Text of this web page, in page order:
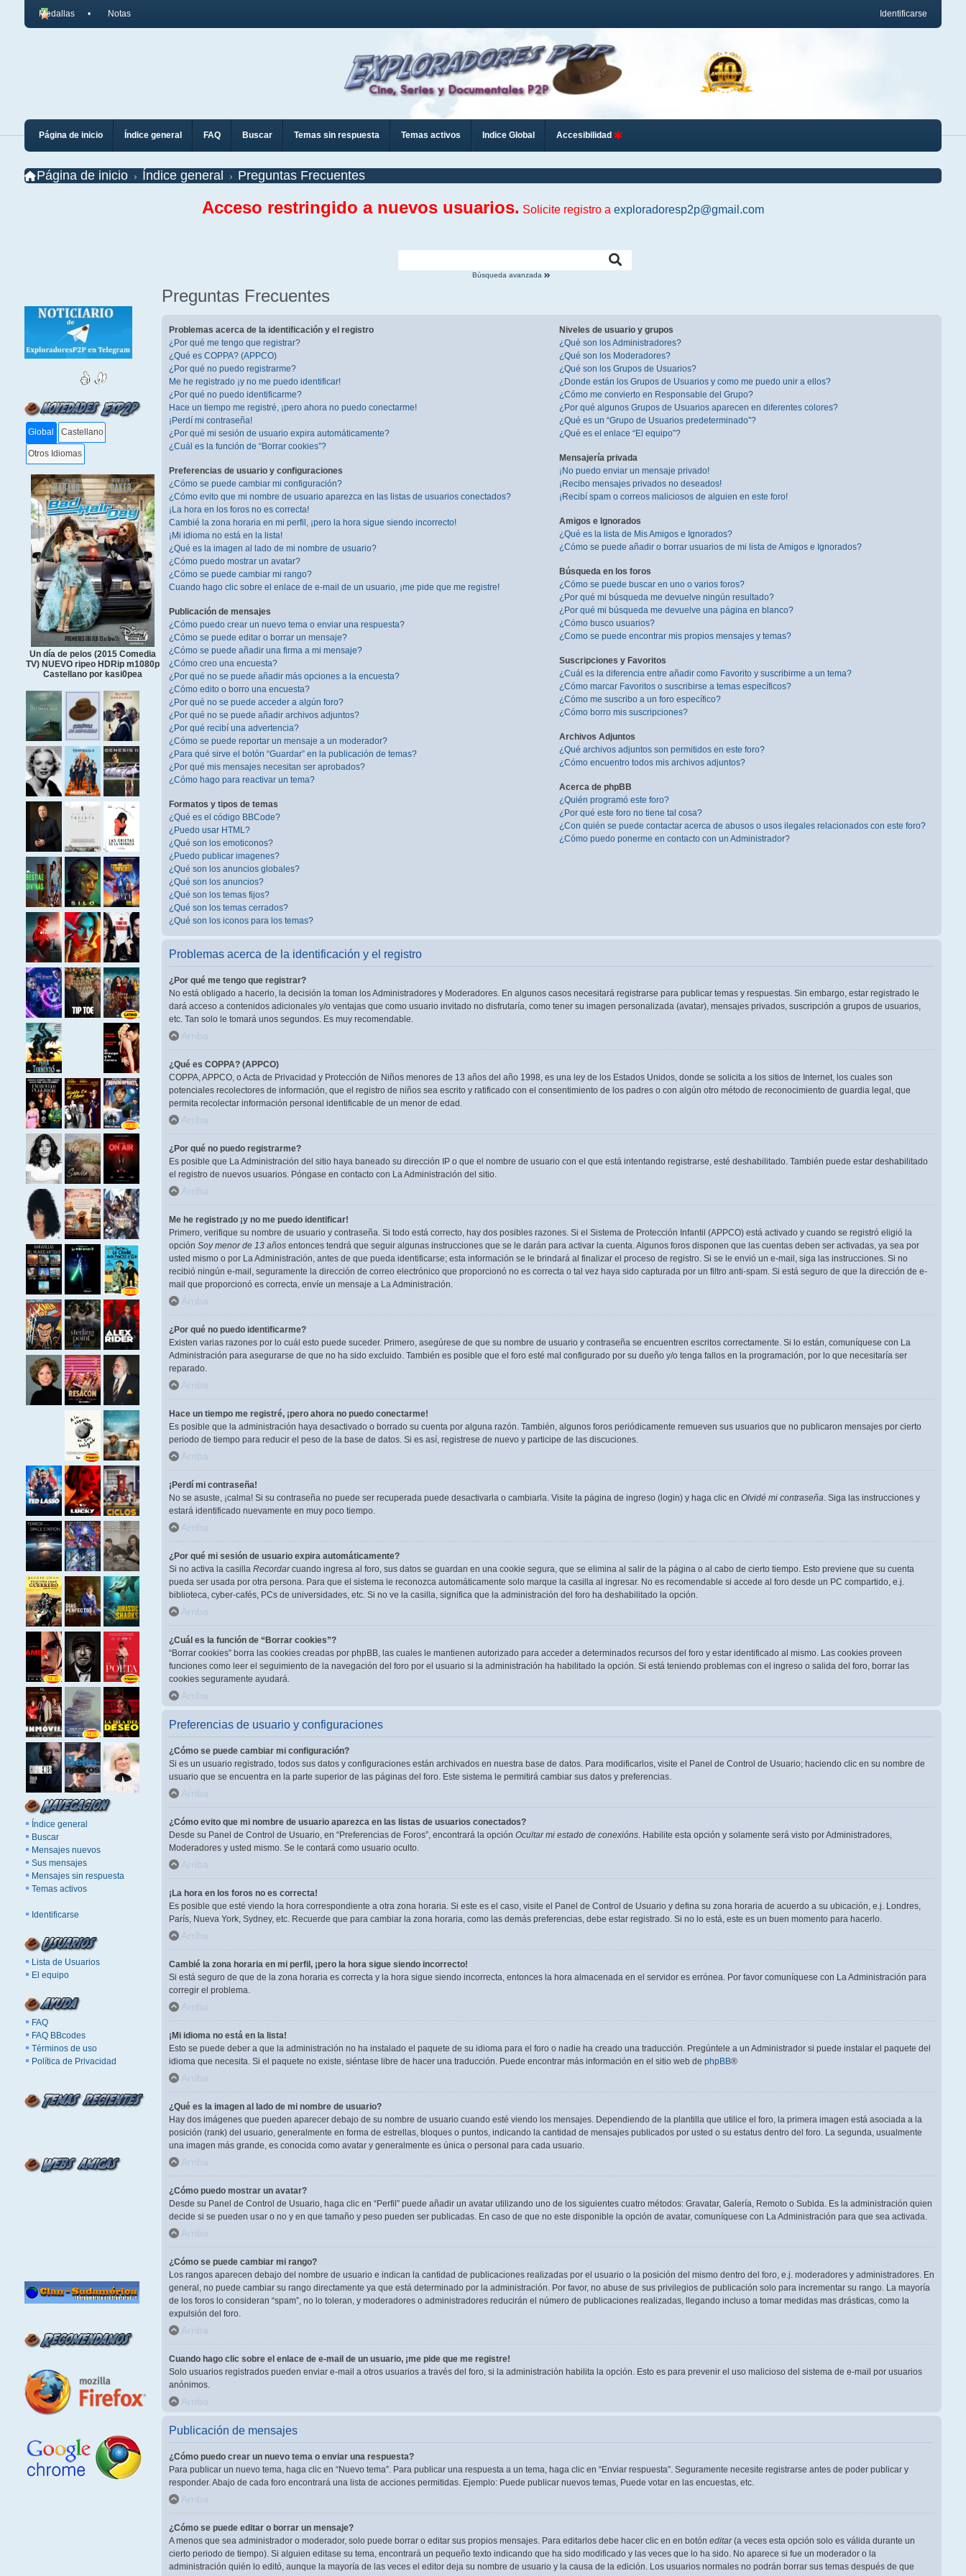
Identificarse
Medallas Notas
Página de inicio Índice general FAQ Buscar Temas sin respuesta Temas activos Indice Global Accesibilidad
Página de inicio Índice general Preguntas Frecuentes
Acceso restringido a nuevos usuarios. Solicite registro a exploradoresp2p@gmail.com
Búsqueda avanzada
Global Castellano
Otros Idiomas
Un día de pelos (2015 Comedia
TV) NUEVO ripeo HDRip m1080p
Castellano por kasi0pea
Índice general
Buscar
Mensajes nuevos
Sus mensajes
Mensajes sin respuesta
Temas activos
Identificarse
Lista de Usuarios
El equipo
FAQ
FAQ BBcodes
Términos de uso
Política de Privacidad
Preguntas Frecuentes
Problemas acerca de la identificación y el registro
¿Por qué me tengo que registrar?
¿Qué es COPPA? (APPCO)
¿Por qué no puedo registrarme?
Me he registrado ¡y no me puedo identificar!
¿Por qué no puedo identificarme?
Hace un tiempo me registré, ¡pero ahora no puedo conectarme!
¡Perdí mi contraseña!
¿Por qué mi sesión de usuario expira automáticamente?
¿Cuál es la función de “Borrar cookies”?
Preferencias de usuario y configuraciones
¿Cómo se puede cambiar mi configuración?
¿Cómo evito que mi nombre de usuario aparezca en las listas de usuarios conectados?
¡La hora en los foros no es correcta!
Cambié la zona horaria en mi perfil, ¡pero la hora sigue siendo incorrecto!
¡Mi idioma no está en la lista!
¿Qué es la imagen al lado de mi nombre de usuario?
¿Cómo puedo mostrar un avatar?
¿Cómo se puede cambiar mi rango?
Cuando hago clic sobre el enlace de e-mail de un usuario, ¡me pide que me registre!
Publicación de mensajes
¿Cómo puedo crear un nuevo tema o enviar una respuesta?
¿Cómo se puede editar o borrar un mensaje?
¿Cómo se puede añadir una firma a mi mensaje?
¿Cómo creo una encuesta?
¿Por qué no se puede añadir más opciones a la encuesta?
¿Cómo edito o borro una encuesta?
¿Por qué no se puede acceder a algún foro?
¿Por qué no se puede añadir archivos adjuntos?
¿Por qué recibí una advertencia?
¿Cómo se puede reportar un mensaje a un moderador?
¿Para qué sirve el botón “Guardar” en la publicación de temas?
¿Por qué mis mensajes necesitan ser aprobados?
¿Cómo hago para reactivar un tema?
Formatos y tipos de temas
¿Qué es el código BBCode?
¿Puedo usar HTML?
¿Qué son los emoticonos?
¿Puedo publicar imagenes?
¿Qué son los anuncios globales?
¿Qué son los anuncios?
¿Qué son los temas fijos?
¿Qué son los temas cerrados?
¿Qué son los iconos para los temas?
Niveles de usuario y grupos
¿Qué son los Administradores?
¿Qué son los Moderadores?
¿Qué son los Grupos de Usuarios?
¿Donde están los Grupos de Usuarios y como me puedo unir a ellos?
¿Cómo me convierto en Responsable del Grupo?
¿Por qué algunos Grupos de Usuarios aparecen en diferentes colores?
¿Qué es un “Grupo de Usuarios predeterminado”?
¿Qué es el enlace “El equipo”?
Mensajería privada
¡No puedo enviar un mensaje privado!
¡Recibo mensajes privados no deseados!
¡Recibí spam o correos maliciosos de alguien en este foro!
Amigos e Ignorados
¿Qué es la lista de Mis Amigos e Ignorados?
¿Cómo se puede añadir o borrar usuarios de mi lista de Amigos e Ignorados?
Búsqueda en los foros
¿Cómo se puede buscar en uno o varios foros?
¿Por qué mi búsqueda me devuelve ningún resultado?
¿Por qué mi búsqueda me devuelve una página en blanco?
¿Cómo busco usuarios?
¿Como se puede encontrar mis propios mensajes y temas?
Suscripciones y Favoritos
¿Cuál es la diferencia entre añadir como Favorito y suscribirme a un tema?
¿Cómo marcar Favoritos o suscribirse a temas específicos?
¿Cómo me suscribo a un foro específico?
¿Cómo borro mis suscripciones?
Archivos Adjuntos
¿Qué archivos adjuntos son permitidos en este foro?
¿Cómo encuentro todos mis archivos adjuntos?
Acerca de phpBB
¿Quién programó este foro?
¿Por qué este foro no tiene tal cosa?
¿Con quién se puede contactar acerca de abusos o usos ilegales relacionados con este foro?
¿Cómo puedo ponerme en contacto con un Administrador?
Problemas acerca de la identificación y el registro
¿Por qué me tengo que registrar?
No está obligado a hacerlo, la decisión la toman los Administradores y Moderadores. En algunos casos necesitará registrarse para publicar temas y respuestas. Sin embargo, estar registrado le
dará acceso a contenidos adicionales y/o ventajas que como usuario invitado no disfrutaría, como tener su imagen personalizada (avatar), mensajes privados, suscripción a grupos de usuarios,
etc. Tan solo le tomará unos segundos. Es muy recomendable.
Arriba
¿Qué es COPPA? (APPCO)
COPPA, APPCO, o Acta de Privacidad y Protección de Niños menores de 13 años del año 1998, es una ley de los Estados Unidos, donde se solicita a los sitios de Internet, los cuales son
potenciales recolectores de información, que el registro de niños sea escrito y ratificado con el consentimiento de los padres o con algún otro método de reconocimiento de guardia legal, que
permita recolectar información personal identificable de un menor de edad.
Arriba
¿Por qué no puedo registrarme?
Es posible que La Administración del sitio haya baneado su dirección IP o que el nombre de usuario con el que está intentando registrarse, esté deshabilitado. También puede estar deshabilitado
el registro de nuevos usuarios. Póngase en contacto con La Administración del sitio.
Arriba
Me he registrado ¡y no me puedo identificar!
Primero, verifique su nombre de usuario y contraseña. Si todo está correcto, hay dos posibles razones. Si el Sistema de Protección Infantil (APPCO) está activado y cuando se registró eligió la
opción Soy menor de 13 añosentonces tendrá que seguir algunas instrucciones que se le darán para activar la cuenta. Algunos foros disponen que las cuentas deben ser activadas, ya sea por
usted mismo o por La Administración, antes de que pueda identificarse; esta información se le brindará al finalizar el proceso de registro. Si se le envió un e-mail, siga las instrucciones. Si no
recibió ningún e-mail, seguramente la dirección de correo electrónico que proporcionó no es correcta o tal vez haya sido capturada por un filtro anti-spam. Si está seguro de que la dirección de e-
mail que proporcionó es correcta, envíe un mensaje a La Administración.
Arriba
¿Por qué no puedo identificarme?
Existen varias razones por lo cuál esto puede suceder. Primero, asegúrese de que su nombre de usuario y contraseña se encuentren escritos correctamente. Si lo están, comuníquese con La
Administración para asegurarse de que no ha sido excluido. También es posible que el foro esté mal configurado por su dueño y/o tenga fallos en la programación, por lo que necesitaría ser
reparado.
Arriba
Hace un tiempo me registré, ¡pero ahora no puedo conectarme!
Es posible que la administración haya desactivado o borrado su cuenta por alguna razón. También, algunos foros periódicamente remueven sus usuarios que no publicaron mensajes por cierto
periodo de tiempo para reducir el peso de la base de datos. Si es así, registrese de nuevo y participe de las discuciones.
Arriba
¡Perdí mi contraseña!
No se asuste, ¡calma! Si su contraseña no puede ser recuperada puede desactivarla o cambiarla. Visite la página de ingreso (login) y haga clic en Olvidé mi contraseña. Siga las instrucciones y
estará identificado nuevamente en muy poco tiempo.
Arriba
¿Por qué mi sesión de usuario expira automáticamente?
Si no activa la casilla Recordarcuando ingresa al foro, sus datos se guardan en una cookie segura, que se elimina al salir de la página o al cabo de cierto tiempo. Esto previene que su cuenta
pueda ser usada por otra persona. Para que el sistema le reconozca automáticamente solo marque la casilla al ingresar. No es recomendable si accede al foro desde un PC compartido, e.j.
biblioteca, cyber-cafés, PCs de universidades, etc. Si no ve la casilla, significa que la administración del foro ha deshabilitado la opción.
Arriba
¿Cuál es la función de “Borrar cookies”?
“Borrar cookies” borra las cookies creadas por phpBB, las cuales le mantienen autorizado para acceder a determinados recursos del foro y estar identificado al mismo. Las cookies proveen
funciones como leer el seguimiento de la navegación del foro por el usuario si la administración ha habilitado la opción. Si está teniendo problemas con el ingreso o salida del foro, borrar las
cookies seguramente ayudará.
Arriba
Preferencias de usuario y configuraciones
¿Cómo se puede cambiar mi configuración?
Si es un usuario registrado, todos sus datos y configuraciones están archivados en nuestra base de datos. Para modificarlos, visite el Panel de Control de Usuario; haciendo clic en su nombre de
usuario que se encuentra en la parte superior de las páginas del foro. Este sistema le permitirá cambiar sus datos y preferencias.
Arriba
¿Cómo evito que mi nombre de usuario aparezca en las listas de usuarios conectados?
Desde su Panel de Control de Usuario, en “Preferencias de Foros”, encontrará la opción Ocultar mi estado de conexións. Habilite esta opción y solamente será visto por Administradores,
Moderadores y usted mismo. Se le contará como usuario oculto.
Arriba
¡La hora en los foros no es correcta!
Es posible que esté viendo la hora correspondiente a otra zona horaria. Si este es el caso, visite el Panel de Control de Usuario y defina su zona horaria de acuerdo a su ubicación, e.j. Londres,
París, Nueva York, Sydney, etc. Recuerde que para cambiar la zona horaria, como las demás preferencias, debe estar registrado. Si no lo está, este es un buen momento para hacerlo.
Arriba
Cambié la zona horaria en mi perfil, ¡pero la hora sigue siendo incorrecto!
Si está seguro de que de la zona horaria es correcta y la hora sigue siendo incorrecta, entonces la hora almacenada en el servidor es errónea. Por favor comuníquese con La Administración para
corregir el problema.
Arriba
¡Mi idioma no está en la lista!
Esto se puede deber a que la administración no ha instalado el paquete de su idioma para el foro o nadie ha creado una traducción. Pregúntele a un Administrador si puede instalar el paquete del
idioma que necesita. Si el paquete no existe, siéntase libre de hacer una traducción. Puede encontrar más información en el sitio web de phpBB®
Arriba
¿Qué es la imagen al lado de mi nombre de usuario?
Hay dos imágenes que pueden aparecer debajo de su nombre de usuario cuando esté viendo los mensajes. Dependiendo de la plantilla que utilice el foro, la primera imagen está asociada a la
posición (rank) del usuario, generalmente en forma de estrellas, bloques o puntos, indicando la cantidad de mensajes publicados por usted o su estatus dentro del foro. La segunda, usualmente
una imagen más grande, es conocida como avatar y generalmente es única o personal para cada usuario.
Arriba
¿Cómo puedo mostrar un avatar?
Desde su Panel de Control de Usuario, haga clic en “Perfil” puede añadir un avatar utilizando uno de los siguientes cuatro métodos: Gravatar, Galería, Remoto o Subida. Es la administración quien
decide si se pueden usar o no y en que tamaño y peso pueden ser publicadas. En caso de que no este disponible la opción de avatar, comuníquese con La Administración para que sea activada.
Arriba
¿Cómo se puede cambiar mi rango?
Los rangos aparecen debajo del nombre de usuario e indican la cantidad de publicaciones realizadas por el usuario o la posición del mismo dentro del foro, e.j. moderadores y administradores. En
general, no puede cambiar su rango directamente ya que está determinado por la administración. Por favor, no abuse de sus privilegios de publicación solo para incrementar su rango. La mayoría
de los foros lo consideran “spam”, no lo toleran, y moderadores o administradores reducirán el número de publicaciones realizadas, llegando incluso a tomar medidas mas drásticas, como la
expulsión del foro.
Arriba
Cuando hago clic sobre el enlace de e-mail de un usuario, ¡me pide que me registre!
Solo usuarios registrados pueden enviar e-mail a otros usuarios a través del foro, si la administración habilita la opción. Esto es para prevenir el uso malicioso del sistema de e-mail por usuarios
anónimos.
Arriba
Publicación de mensajes
¿Cómo puedo crear un nuevo tema o enviar una respuesta?
Para publicar un nuevo tema, haga clic en “Nuevo tema”. Para publicar una respuesta a un tema, haga clic en “Enviar respuesta”. Seguramente necesite registrarse antes de poder publicar y
responder. Abajo de cada foro encontrará una lista de acciones permitidas. Ejemplo: Puede publicar nuevos temas, Puede votar en las encuestas, etc.
Arriba
¿Cómo se puede editar o borrar un mensaje?
A menos que sea administrador o moderador, solo puede borrar o editar sus propios mensajes. Para editarlos debe hacer clic en en botón editar(a veces esta opción solo es válida durante un
cierto periodo de tiempo). Si alguien editase su tema, encontrará un pequeño texto indicando que ha sido modificado y las veces que lo ha sido. No aparece si fue un moderador o la
administración quién lo editó, aunque la mayoría de las veces el editor deja su nombre de usuario y la causa de la edición. Los usuarios normales no podrán borrar sus temas después de que